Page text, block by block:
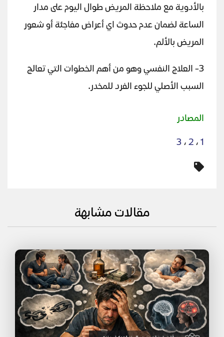
بالأدوية مع ملاحظة المريض طوال اليوم على مدار
الساعة لضمان عدم حدوث اي أعراض مفاجئة أو شعور
المريض بالألم.
3- العلاج النفسي وهو من أهم الخطوات التي تعالج
السبب الأصلي للجوء الفرد للمخدر.
المصادر
1 ، 2 ، 3
مقالات مشابهة